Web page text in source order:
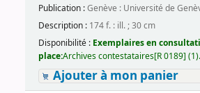
Publication :Genève : Université de
Description : 174 f. : ill. ; 30 cm
Disponibilité : Exemplaires en
place:Archives contestataires[R 0189] (1).
Ajouter à mon panier